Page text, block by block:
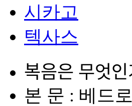
시카고
텍사스
복음은
본 문 : 베드